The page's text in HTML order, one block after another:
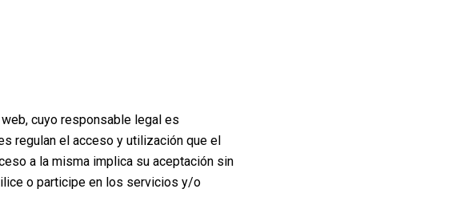
cuyo responsable legal es
regulan el acceso y utilización que el
a la misma implica su aceptación sin
o participe en los servicios y/o